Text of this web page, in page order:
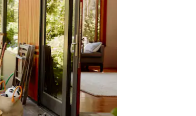
o explora con el tacto o desliza el dedo.